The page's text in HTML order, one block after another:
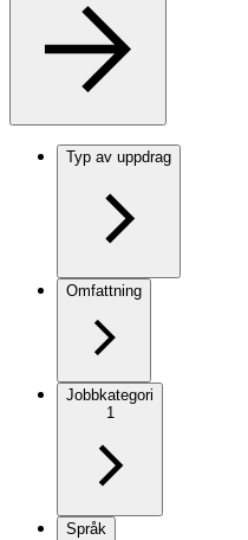
Typ av uppdrag
Omfattning
Jobbkategori
1
Språk